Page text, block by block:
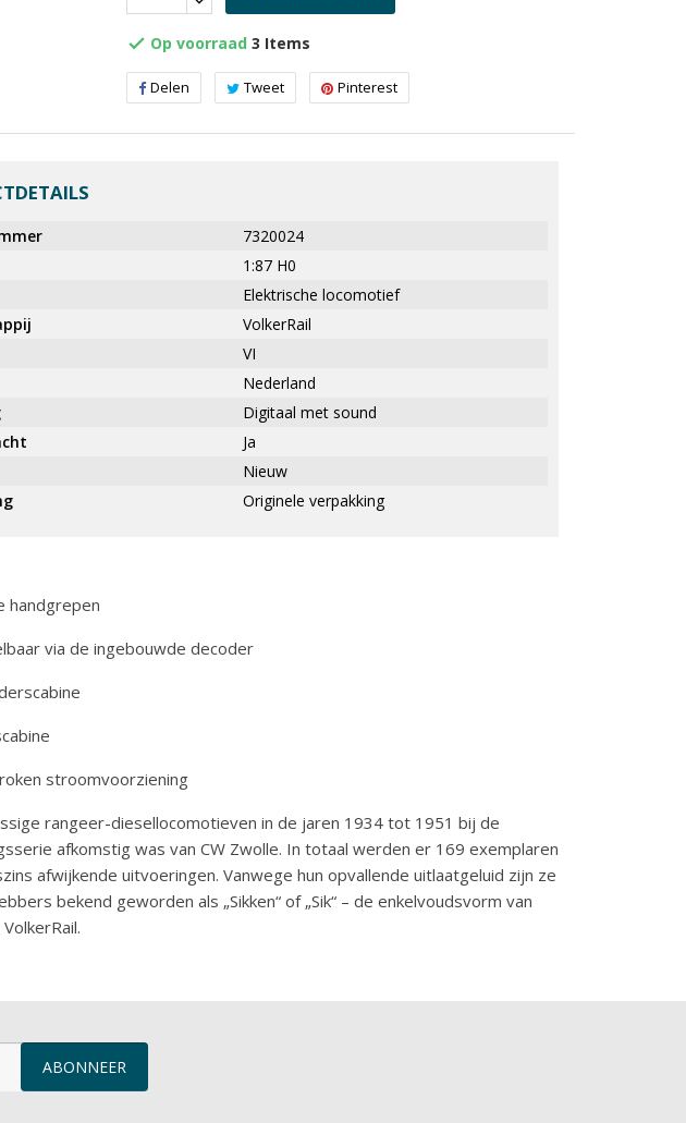
 Op voorraad 3 Items
Delen Tweet Pinterest
7320024
1:87 H0
Elektrische locomotief
VolkerRail
VI
Nederland
Digitaal met sound
Ja
Nieuw
Originele verpakking
handgrepen
via de ingebouwde decoder
stroomvoorziening
rangeer-diesellocomotieven in de jaren 1934 tot 1951 bij de
afkomstig was van CW Zwolle. In totaal werden er 169 exemplaren
afwijkende uitvoeringen. Vanwege hun opvallende uitlaatgeluid zijn ze
bekend geworden als „Sikken“ of „Sik“ – de enkelvoudsvorm van